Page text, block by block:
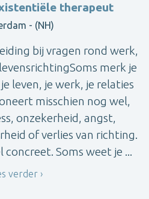
therapeut
- (NH)
bij vragen rond werk,
merk je
leven, je werk, je relaties
misschien nog wel,
onzekerheid, angst,
of verlies van richting.
concreet. Soms weet je ...
verder